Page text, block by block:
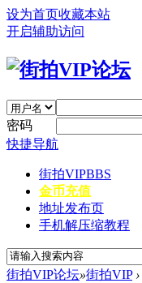
设为首页收藏本站
开启辅助访问
密码
快捷导航
街拍VIPBBS
金币充值
地址发布页
手机解压缩教程
街拍VIP论坛»街拍VIP ›